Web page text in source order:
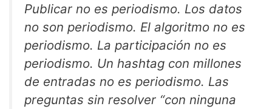
Publicar no es periodismo. Los datos
no son periodismo. El algoritmo no es
periodismo. La participación no es
periodismo. Un hashtag con millones
de entradas no es periodismo. Las
preguntas sin resolver “con ninguna